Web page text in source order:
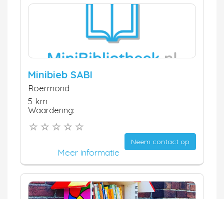
Minibieb SABI
Roermond
5 km
Waardering:
Neem contact op
Meer informatie